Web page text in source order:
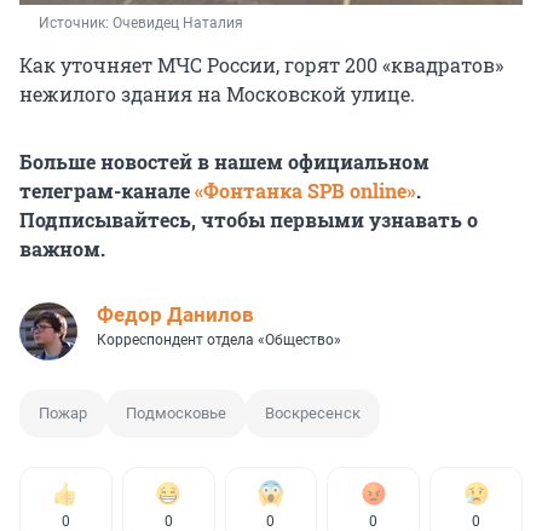
Источник: Очевидец Наталия
Как уточняет МЧС России, горят 200 «квадратов»
нежилого здания на Московской улице.
Больше новостей в нашем официальном
телеграм-канале«Фонтанка SPB online».
Подписывайтесь, чтобы первыми узнавать о
важном.
Федор Данилов
Корреспондент отдела «Общество»
Пожар Подмосковье Воскресенск
0 0 0 0 0